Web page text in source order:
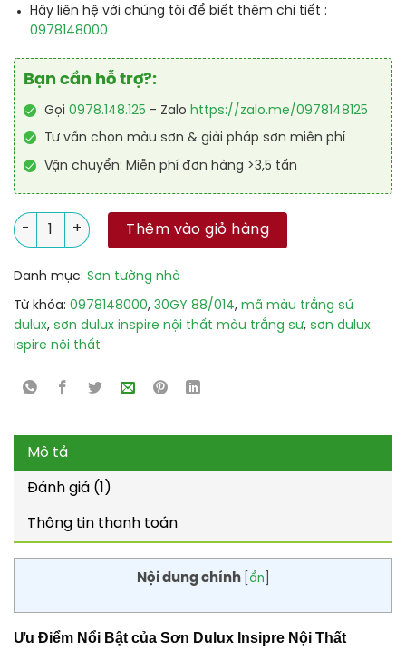
Hãy liên hệ với chúng tôi để biết thêm chi tiết :
0978148000
Bạn cần hỗ trợ?:
Gọi 0978.148.125 - Zalo https://zalo.me/0978148125
Tư vấn chọn màu sơn & giải pháp sơn miễn phí
Vận chuyển: Miễn phí đơn hàng >3,5 tấn
Sơn Dulux Insipre Nội Thất - Mã màu Trắng Sứ 30GY 88/014
Thêm vào giỏ hàng
Danh mục: Sơn tường nhà
Từ khóa: 0978148000, 30GY 88/014, mã màu trắng sứ
dulux, sơn dulux inspire nội thất màu trắng sư, sơn dulux
ispire nội thất
Mô tả
Đánh giá (1)
Thông tin thanh toán
Nội dung chính ẩn
Ưu Điểm Nổi Bật của Sơn Dulux Insipre Nội Thất